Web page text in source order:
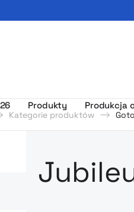
i gadżety firmowe z logo -
Produkty Produkcja
Kategorie produktów